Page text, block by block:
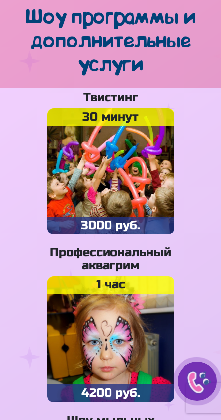
Шоу программы и
дополнительные
услуги
Твистинг
30 минут
3000 руб.
Профессиональный
аквагрим
1 час
4200 руб.